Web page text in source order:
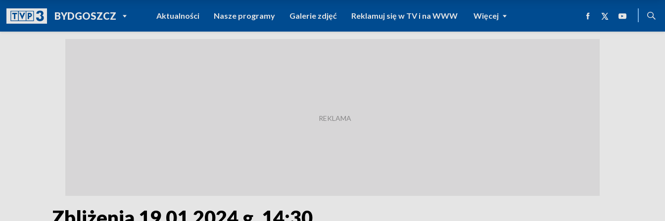
BYDGOSZCZPOWRÓT DO
TVP REGIONY
Aktualności Nasze programy Galerie zdjęć Reklamuj się w TV i na WWW Więcej